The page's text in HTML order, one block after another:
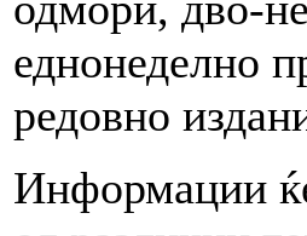
еднонеделно
редовно
Информации